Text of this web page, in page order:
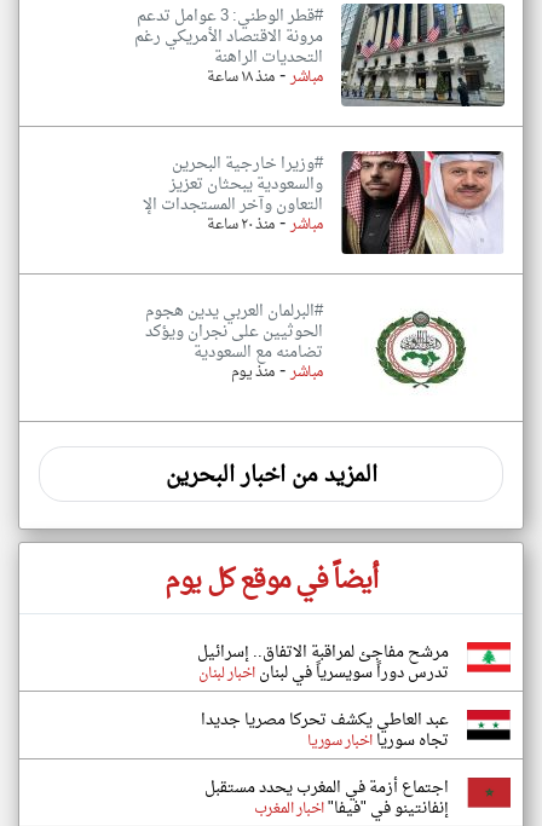
#قطر الوطني: 3 عوامل تدعم
مرونة الاقتصاد الأمريكي رغم
التحديات الراهنة
مباشر-منذ ١٨ ساعة
#وزيرا خارجية البحرين
والسعودية يبحثان تعزيز
التعاون وآخر المستجدات الإ
مباشر-منذ ٢٠ ساعة
#البرلمان العربي يدين هجوم
الحوثيين على نجران ويؤكد
تضامنه مع السعودية
مباشر-منذ يوم
المزيد من اخبار البحرين
أيضاً في موقع كل يوم
مرشح مفاجئ لمراقبة الاتفاق.. إسرائيل
تدرس دوراً سويسرياً في لبناناخبار لبنان
عبد العاطي يكشف تحركا مصريا جديدا
تجاه سوريااخبار سوريا
اجتماع أزمة في المغرب يحدد مستقبل
إنفانتينو في "فيفا"اخبار المغرب